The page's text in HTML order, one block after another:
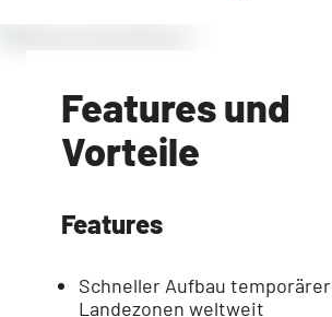
Features und
Vorteile
Features
Schneller Aufbau temporärer
Landezonen weltweit